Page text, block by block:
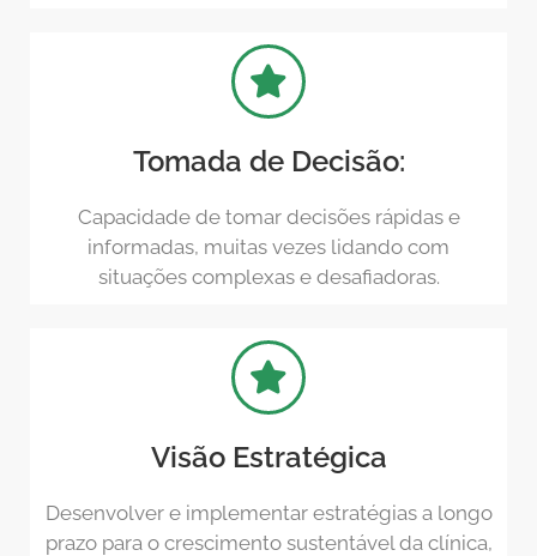
Tomada de Decisão:
Capacidade de tomar decisões rápidas e
informadas, muitas vezes lidando com
situações complexas e desafiadoras.
Visão Estratégica
Desenvolver e implementar estratégias a longo
prazo para o crescimento sustentável da clínica,